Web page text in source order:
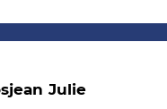
Julie